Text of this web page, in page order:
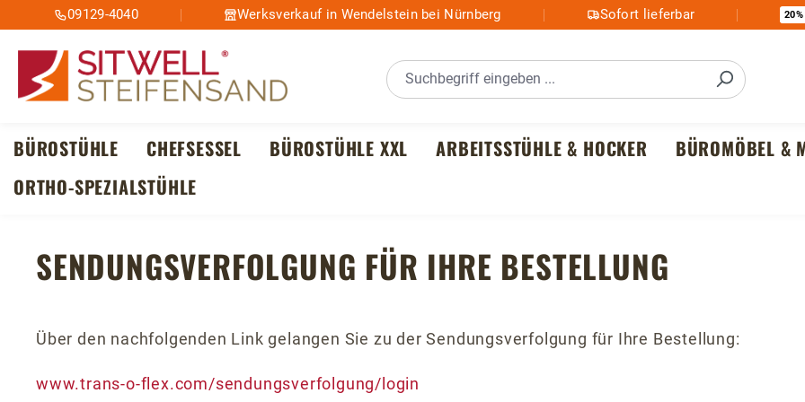
Hauptinhalt springen
Zur Suche springen
Zur Hauptnavigation springen
09129-4040 Werksverkauf in Wendelstein bei Nürnberg Sofort lieferbar 20%
BÜROSTÜHLE CHEFSESSEL BÜROSTÜHLE XXL ARBEITSSTÜHLE & HOCKER BÜROMÖBEL &
ORTHO-SPEZIALSTÜHLE
SENDUNGSVERFOLGUNG FÜR IHRE BESTELLUNG
Über den nachfolgenden Link gelangen Sie zu der Sendungsverfolgung für Ihre Bestellung:
www.trans-o-flex.com/sendungsverfolgung/login